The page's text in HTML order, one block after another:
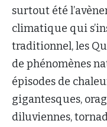
surtout été
climatique qui
traditionnel, les
de phénomènes
épisodes de
gigantesques,
diluviennes,